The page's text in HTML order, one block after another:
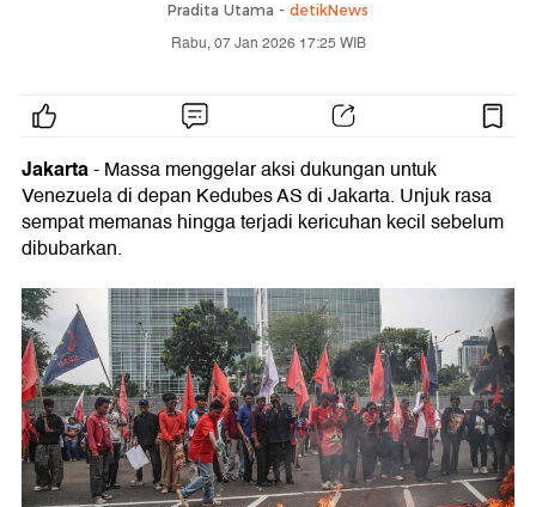
Pradita Utama - detikNews
Rabu, 07 Jan 2026 17:25 WIB
Jakarta- Massa menggelar aksi dukungan untuk
Venezuela di depan Kedubes AS di Jakarta. Unjuk rasa
sempat memanas hingga terjadi kericuhan kecil sebelum
dibubarkan.